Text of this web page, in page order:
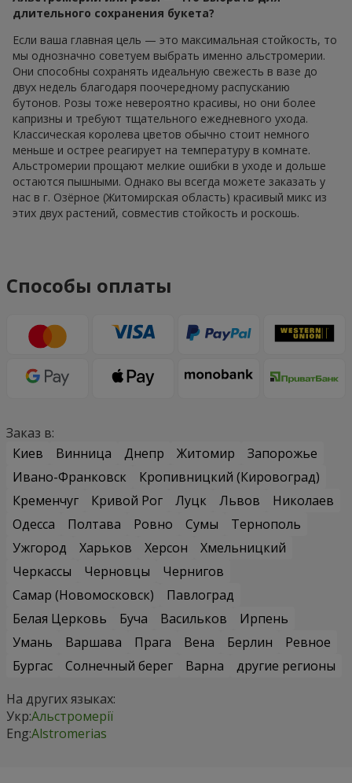
длительного сохранения букета?
Если ваша главная цель — это максимальная стойкость, то
мы однозначно советуем выбрать именно альстромерии.
Они способны сохранять идеальную свежесть в вазе до
двух недель благодаря поочередному распусканию
бутонов. Розы тоже невероятно красивы, но они более
капризны и требуют тщательного ежедневного ухода.
Классическая королева цветов обычно стоит немного
меньше и острее реагирует на температуру в комнате.
Альстромерии прощают мелкие ошибки в уходе и дольше
остаются пышными. Однако вы всегда можете заказать у
нас в г. Озёрное (Житомирская область) красивый микс из
этих двух растений, совместив стойкость и роскошь.
Способы оплаты
Заказ в:
Киев
Винница Днепр Житомир
Запорожье
Ивано-Франковск
Кропивницкий (Кировоград)
Кременчуг
Кривой Рог Луцк Львов
Николаев
Одесса
Полтава Ровно Сумы
Тернополь
Ужгород
Харьков Херсон
Хмельницкий
Черкассы
Черновцы
Чернигов
Самар (Новомосковск)
Павлоград
Белая Церковь
Буча Васильков
Ирпень
Умань
Варшава Прага Вена Берлин
Ревное
Бургас
Солнечный берег Варна
другие регионы
На других языках:
Укр:Альстромерії
Eng:Alstromerias